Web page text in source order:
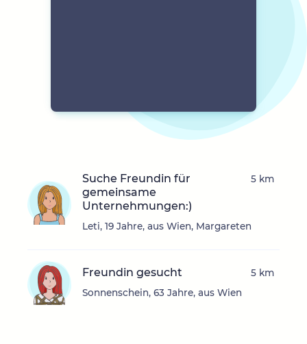
Suche Freundin für
gemeinsame
Unternehmungen:)
Leti, 19 Jahre, aus Wien, Margareten
5 km
Freundin gesucht
Sonnenschein, 63 Jahre, aus Wien
5 km